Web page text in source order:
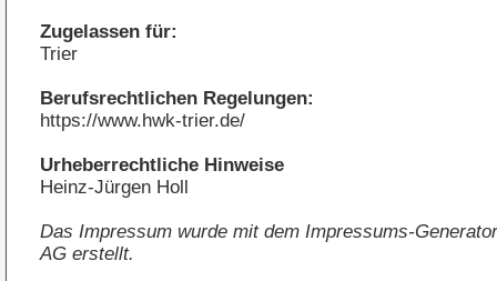
Zugelassen für:
Trier
Berufsrechtlichen Regelungen:
https://www.hwk-trier.de/
Urheberrechtliche Hinweise
Heinz-Jürgen Holl
Das Impressum wurde mit dem Impressums-
AG erstellt.